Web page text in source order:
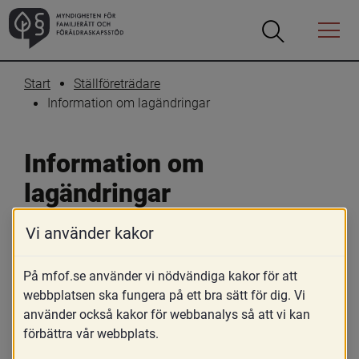
Öppna
Öppna
Menyn
Start
Ställföreträdare
Information om lagändringar
Information om
lagändringar
Den 1 juli 2026 trädde flera viktiga
ställföreträdarområdet. Förändringarna
syftar till att stärka den enskildes
rättigheter, höja kvaliteten i
Vi använder kakor
På mfof.se använder vi nödvändiga kakor för att
webbplatsen ska fungera på ett bra sätt för dig. Vi
använder också kakor för webbanalys så att vi kan
förbättra vår webbplats.